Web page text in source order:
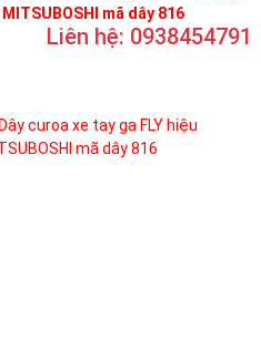
MITSUBOSHI mã dây 816
Liên hệ: 0938454791